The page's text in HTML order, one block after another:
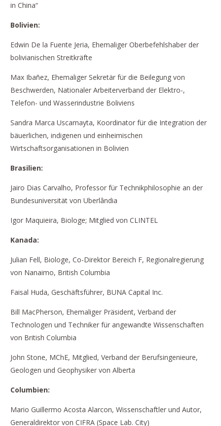
in China“
Bolivien:
Edwin De la Fuente Jeria, Ehemaliger Oberbefehlshaber der
bolivianischen Streitkräfte
Max Ibañez, Ehemaliger Sekretär für die Beilegung von
Beschwerden, Nationaler Arbeiterverband der Elektro-,
Telefon- und Wasserindustrie Boliviens
Sandra Marca Uscamayta, Koordinator für die Integration der
bäuerlichen, indigenen und einheimischen
Wirtschaftsorganisationen in Bolivien
Brasilien:
Jairo Dias Carvalho, Professor für Technikphilosophie an der
Bundesuniversität von Uberlândia
Igor Maquieira, Biologe; Mitglied von CLINTEL
Kanada:
Julian Fell, Biologe, Co-Direktor Bereich F, Regionalregierung
von Nanaimo, British Columbia
Faisal Huda, Geschäftsführer, BUNA Capital Inc.
Bill MacPherson, Ehemaliger Präsident, Verband der
Technologen und Techniker für angewandte Wissenschaften
von British Columbia
John Stone, MChE, Mitglied, Verband der Berufsingenieure,
Geologen und Geophysiker von Alberta
Columbien:
Mario Guillermo Acosta Alarcon, Wissenschaftler und Autor,
Generaldirektor von CIFRA (Space Lab. City)